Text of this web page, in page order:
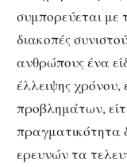
συμπορεύεται με
διακοπές
ανθρώπους ένα
έλλειψης χρόνου,
προβλημάτων,
πραγματικότητα
ερευνών τα